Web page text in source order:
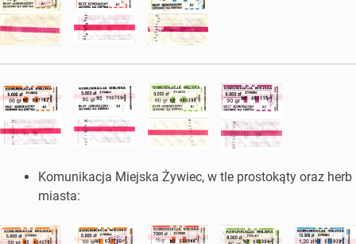
Komunikacja Miejska Żywiec, w tle prostokąty oraz herb
miasta: